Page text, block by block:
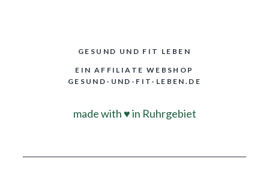
GESUND UND FIT LEBEN
EIN AFFILIATE WEBSHOP
GESUND-UND-FIT-LEBEN.DE
made with ♥in Ruhrgebiet